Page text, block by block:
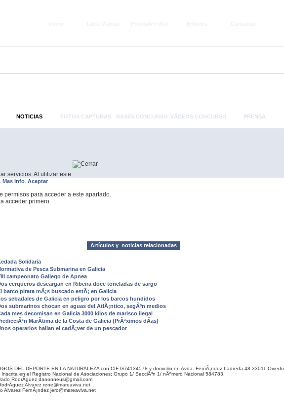
servicios. Al utilizar este
Mas Info. Aceptar
NOTICIAS FOTOS CAPTURAS BASES CONCURSO VÃ­DEOS CONCURSO PRENSA
permisos para acceder a este apartado.
acceder primero.
Artículos y noticias relacionadas
Solidaria
de Pesca Submarina en Galicia
campeonato Gallego de Apnea
cerqueros descargan en Ribeira doce toneladas de sargo
barco pirata mÃ¡s buscado estÃ¡ en Galicia
sebadales de Galicia en peligro por los barcos hundidos
submarinos chocan en aguas del AtlÃ¡ntico, segÃºn medios
mes decomisan en Galicia 3000 kilos de marisco ilegal
MarÃ­tima de la Costa de Galicia (PrÃ³ximos dÃ­as)
operarios hallan el cadÃ¡ver de un pescador
DEL DEPORTE EN LA NATURALEZA con CIF G74134578 y domicilio en Avda. FernÃ¡ndez Ladreda 48 33011 Oviedo,
Inscrita en el Registro Nacional de Asociaciones; Grupo 1/ SecciÃ³n 1/ nÃºmero Nacional 584783.
RodrÃ­guez danonneus@gmail.com
Alvarez rene@mareaviva.net
Alvarez FernÃ¡ndez jero@mareaviva.net